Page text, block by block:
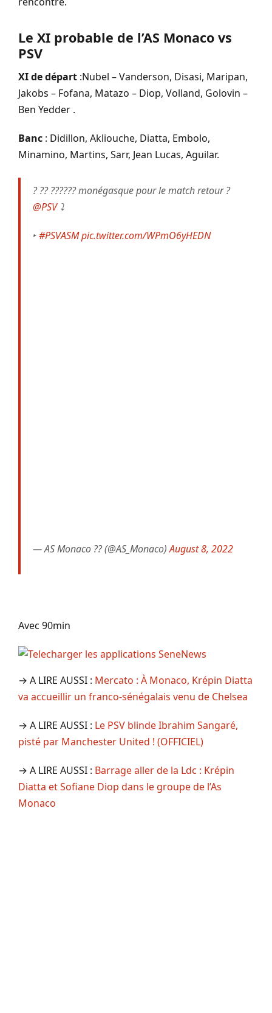
Le XI probable de l’AS Monaco vs
PSV
XI de départ :Nubel – Vanderson, Disasi, Maripan,
Jakobs – Fofana, Matazo – Diop, Volland, Golovin –
Ben Yedder .
Banc : Didillon, Akliouche, Diatta, Embolo,
Minamino, Martins, Sarr, Jean Lucas, Aguilar.
? ?? ?????? monégasque pour le match retour ?
@PSV⤵️
‣#PSVASMpic.twitter.com/WPmO6yHEDN
— AS Monaco ?? (@AS_Monaco)August 8, 2022
Avec 90min
→ A LIRE AUSSI : Mercato : À Monaco, Krépin Diatta
va accueillir un franco-sénégalais venu de Chelsea
→ A LIRE AUSSI : Le PSV blinde Ibrahim Sangaré,
pisté par Manchester United ! (OFFICIEL)
→ A LIRE AUSSI : Barrage aller de la Ldc : Krépin
Diatta et Sofiane Diop dans le groupe de l’As
Monaco